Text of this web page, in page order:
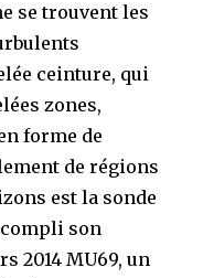
se trouvent les
ceinture, qui
zones,
forme de
de régions
est la sonde
son
2014 MU69, un